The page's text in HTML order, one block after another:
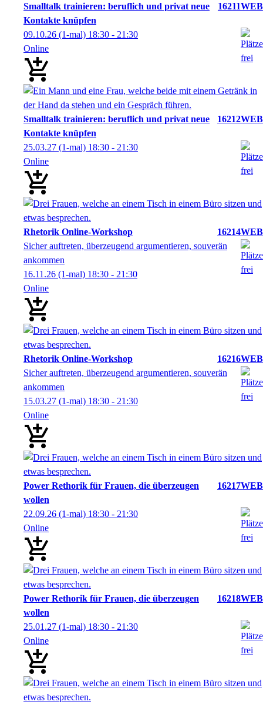
Smalltalk trainieren: beruflich und privat neue
Kontakte knüpfen
16211WEB
09.10.26 (1-mal) 18:30 - 21:30
Online
Smalltalk trainieren: beruflich und privat neue
Kontakte knüpfen
16212WEB
25.03.27 (1-mal) 18:30 - 21:30
Online
Rhetorik Online-Workshop
16214WEB
Sicher auftreten, überzeugend argumentieren, souverän
ankommen
16.11.26 (1-mal) 18:30 - 21:30
Online
Rhetorik Online-Workshop
16216WEB
Sicher auftreten, überzeugend argumentieren, souverän
ankommen
15.03.27 (1-mal) 18:30 - 21:30
Online
Power Rethorik für Frauen, die überzeugen
wollen
16217WEB
22.09.26 (1-mal) 18:30 - 21:30
Online
Power Rethorik für Frauen, die überzeugen
wollen
16218WEB
25.01.27 (1-mal) 18:30 - 21:30
Online